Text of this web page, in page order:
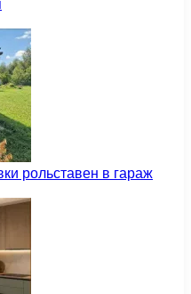
рольставен в гараж